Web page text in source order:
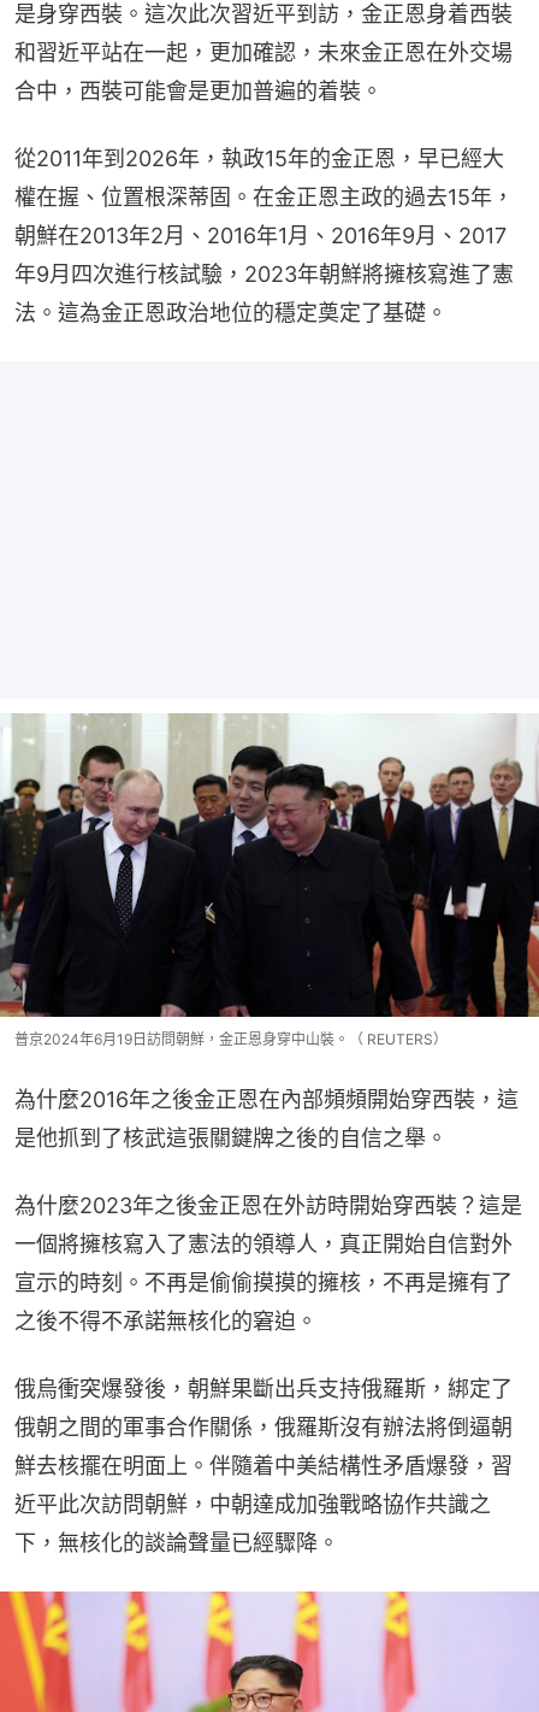
是身穿西裝。這次此次習近平到訪，金正恩身着西裝
和習近平站在一起，更加確認，未來金正恩在外交場
合中，西裝可能會是更加普遍的着裝。
從2011年到2026年，執政15年的金正恩，早已經大
權在握、位置根深蒂固。在金正恩主政的過去15年，
朝鮮在2013年2月、2016年1月、2016年9月、2017
年9月四次進行核試驗，2023年朝鮮將擁核寫進了憲
法。這為金正恩政治地位的穩定奠定了基礎。
普京2024年6月19日訪問朝鮮，金正恩身穿中山裝。（ REUTERS）
為什麼2016年之後金正恩在內部頻頻開始穿西裝，這
是他抓到了核武這張關鍵牌之後的自信之舉。
為什麼2023年之後金正恩在外訪時開始穿西裝？這是
一個將擁核寫入了憲法的領導人，真正開始自信對外
宣示的時刻。不再是偷偷摸摸的擁核，不再是擁有了
之後不得不承諾無核化的窘迫。
俄烏衝突爆發後，朝鮮果斷出兵支持俄羅斯，綁定了
俄朝之間的軍事合作關係，俄羅斯沒有辦法將倒逼朝
鮮去核擺在明面上。伴隨着中美結構性矛盾爆發，習
近平此次訪問朝鮮，中朝達成加強戰略協作共識之
下，無核化的談論聲量已經驟降。